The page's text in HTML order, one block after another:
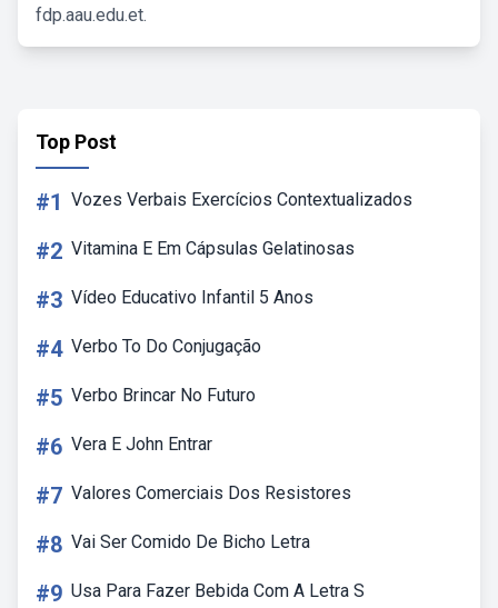
fdp.aau.edu.et.
Top Post
#1 Vozes Verbais Exercícios Contextualizados
#2 Vitamina E Em Cápsulas Gelatinosas
#3 Vídeo Educativo Infantil 5 Anos
#4 Verbo To Do Conjugação
#5 Verbo Brincar No Futuro
#6 Vera E John Entrar
#7 Valores Comerciais Dos Resistores
#8 Vai Ser Comido De Bicho Letra
#9 Usa Para Fazer Bebida Com A Letra S